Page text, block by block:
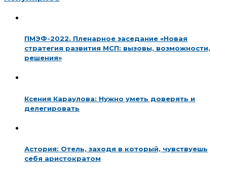
ПМЭФ-2022. Пленарное заседание «Новая
стратегия развития МСП: вызовы, возможности,
решения»
Ксения Караулова: Нужно уметь доверять и
делегировать
Астория: Отель, заходя в который, чувствуешь
себя аристократом